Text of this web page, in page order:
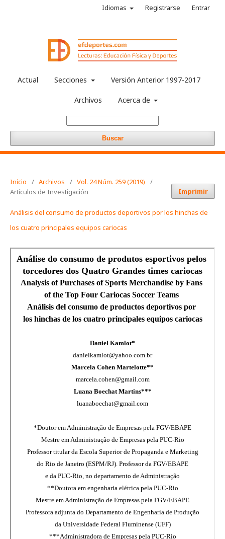
Actual Secciones Versión Anterior 1997-2017
Archivos Acerca de
Buscar
Idiomas Registrarse Entrar
Inicio / Archivos / Vol. 24 Núm. 259 (2019)
/
Artículos de Investigación
Imprimir
Análisis del consumo de productos deportivos por los hinchas de
los cuatro principales equipos cariocas